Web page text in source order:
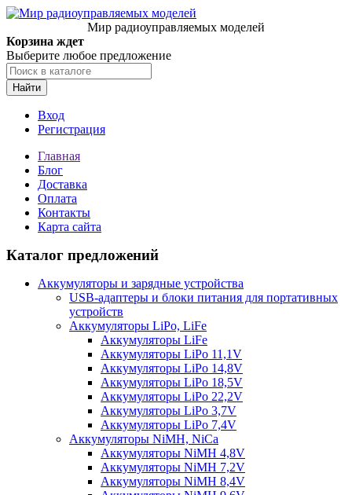
Мир радиоуправляемых моделей
Корзина ждет
Выберите любое предложение
Найти
Вход
Регистрация
Главная
Блог
Доставка
Оплата
Контакты
Карта сайта
Каталог предложений
Аккумуляторы и зарядные устройства
USB-адаптеры и блоки питания для портативных
устройств
Аккумуляторы LiPo, LiFe
Аккумуляторы LiFe
Аккумуляторы LiPo 11,1V
Аккумуляторы LiPo 14,8V
Аккумуляторы LiPo 18,5V
Аккумуляторы LiPo 22,2V
Аккумуляторы LiPo 3,7V
Аккумуляторы LiPo 7,4V
Аккумуляторы NiMH, NiCa
Аккумуляторы NiMH 4,8V
Аккумуляторы NiMH 7,2V
Аккумуляторы NiMH 8,4V